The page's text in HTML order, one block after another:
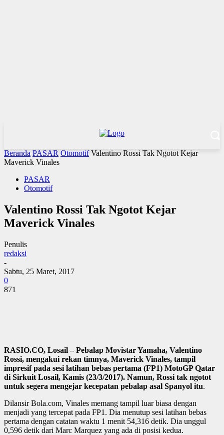
Beranda PASAR Otomotif Valentino Rossi Tak Ngotot Kejar
Maverick Vinales
PASAR
Otomotif
Valentino Rossi Tak Ngotot Kejar
Maverick Vinales
Penulis
redaksi
-
Sabtu, 25 Maret, 2017
0
871
RASIO.CO, Losail – Pebalap Movistar Yamaha, Valentino
Rossi, mengakui rekan timnya, Maverick Vinales, tampil
impresif pada sesi latihan bebas pertama (FP1) MotoGP Qatar
di Sirkuit Losail, Kamis (23/3/2017). Namun, Rossi tak ngotot
untuk segera mengejar kecepatan pebalap asal Spanyol itu.
Dilansir Bola.com, Vinales memang tampil luar biasa dengan
menjadi yang tercepat pada FP1. Dia menutup sesi latihan bebas
pertama dengan catatan waktu 1 menit 54,316 detik. Dia unggul
0,596 detik dari Marc Marquez yang ada di posisi kedua.